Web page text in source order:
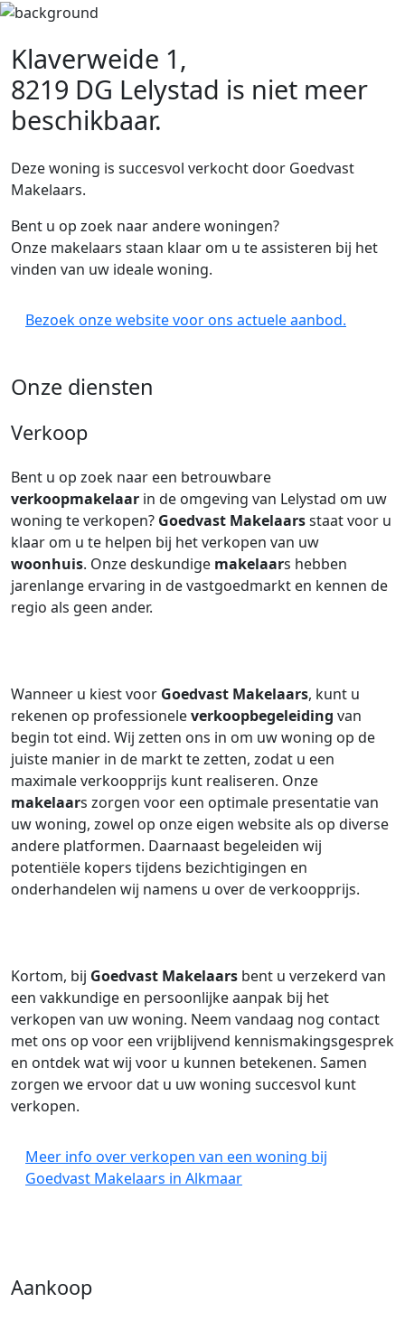
Klaverweide 1,
8219 DG Lelystad is niet meer
beschikbaar.
Deze woning is succesvol verkocht door Goedvast
Makelaars.
Bent u op zoek naar andere woningen?
Onze makelaars staan klaar om u te assisteren bij het
vinden van uw ideale woning.
Bezoek onze website voor ons actuele aanbod.
Onze diensten
Verkoop
Bent u op zoek naar een betrouwbare
verkoopmakelaar in de omgeving van Lelystad om uw
woning te verkopen? Goedvast Makelaarsstaat voor u
klaar om u te helpen bij het verkopen van uw
woonhuis. Onze deskundige makelaars hebben
jarenlange ervaring in de vastgoedmarkt en kennen de
regio als geen ander.
Wanneer u kiest voor Goedvast Makelaars, kunt u
rekenen op professioneleverkoopbegeleiding van
begin tot eind. Wij zetten ons in om uw woning op de
juiste manier in de markt te zetten, zodat u een
maximale verkoopprijs kunt realiseren. Onze
makelaars zorgen voor een optimale presentatie van
uw woning, zowel op onze eigen website als op diverse
andere platformen. Daarnaast begeleiden wij
potentiële kopers tijdens bezichtigingen en
onderhandelen wij namens u over de verkoopprijs.
Kortom, bij Goedvast Makelaars bent u verzekerd van
een vakkundige en persoonlijke aanpak bij het
verkopen van uw woning. Neem vandaag nog contact
met ons op voor een vrijblijvend kennismakingsgesprek
en ontdek wat wij voor u kunnen betekenen. Samen
zorgen we ervoor dat u uw woning succesvol kunt
verkopen.
Meer info over verkopen van een woning bij
Goedvast Makelaars in Alkmaar
Aankoop